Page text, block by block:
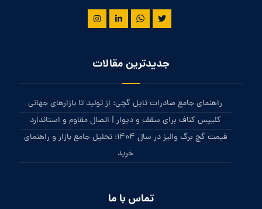
جدیدترین مقالات
راهنمای جامع صادرات تایل گچی: از تولید تا بازارهای جهانی
کلیپس کناف برای سقف و دیوار | اتصال مقاوم و استاندارد
قیمت گچ برگ والیز در سال 1404: تحلیل جامع بازار و راهنمای
خرید
تماس با ما